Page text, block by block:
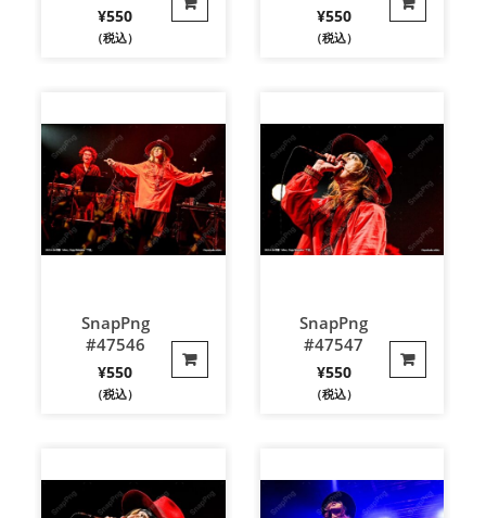
¥550
（税込）
¥550
（税込）
SnapPng
#47546
¥550
（税込）
SnapPng
#47547
¥550
（税込）